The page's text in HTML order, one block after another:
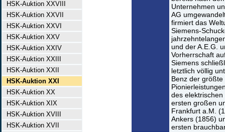
HSK-Auktion XXVIII
HSK-Auktion XXVII
HSK-Auktion XXVI
HSK-Auktion XXV
HSK-Auktion XXIV
HSK-Auktion XXIII
HSK-Auktion XXII
HSK-Auktion XXI
HSK-Auktion XX
HSK-Auktion XIX
HSK-Auktion XVIII
HSK-Auktion XVII
Unternehmen
AG
firmiert das
Siemens-
und der A.E.G.
Vorherrschaft
Siemens
letztlich völlig
Benz der
des
ersten großen
Frankfurt a.M.
Ankers (1856)
ersten